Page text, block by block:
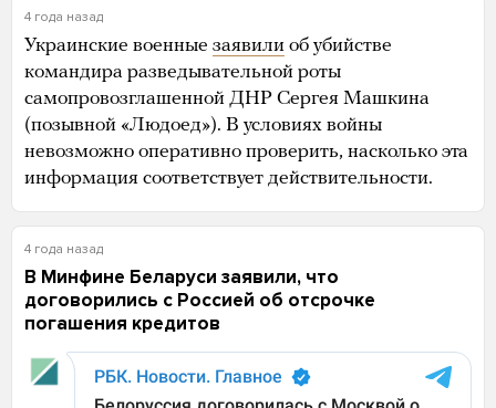
4 года назад
Украинские военные заявили об убийстве
командира разведывательной роты
самопровозглашенной ДНР Сергея Машкина
(позывной «Людоед»). В условиях войны
невозможно оперативно проверить, насколько эта
информация соответствует действительности.
4 года назад
В Минфине Беларуси заявили, что
договорились с Россией об отсрочке
погашения кредитов